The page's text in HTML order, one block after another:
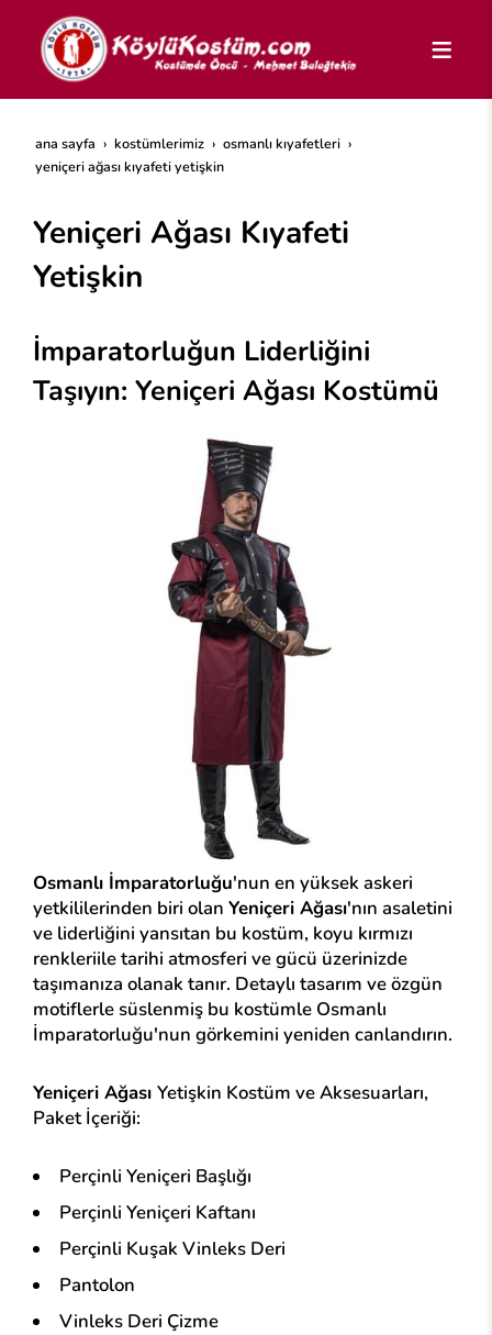
ana sayfa kostümlerimiz
osmanlı kıyafetleri
yeniçeri ağası kıyafeti yetişkin
Yeniçeri Ağası Kıyafeti
Yetişkin
İmparatorluğun Liderliğini
Taşıyın: Yeniçeri Ağası Kostümü
Osmanlı İmparatorluğu'nun en yüksek askeri
yetkililerinden biri olan Yeniçeri Ağası'nın asaletini
ve liderliğini yansıtan bu kostüm, koyu kırmızı
renkleriile tarihi atmosferi ve gücü üzerinizde
taşımanıza olanak tanır. Detaylı tasarım ve özgün
motiflerle süslenmiş bu kostümle Osmanlı
İmparatorluğu'nun görkemini yeniden canlandırın.
Yeniçeri Ağası Yetişkin Kostüm ve Aksesuarları,
Paket İçeriği:
Perçinli Yeniçeri Başlığı
Perçinli Yeniçeri Kaftanı
Perçinli Kuşak Vinleks Deri
Pantolon
Vinleks Deri Çizme